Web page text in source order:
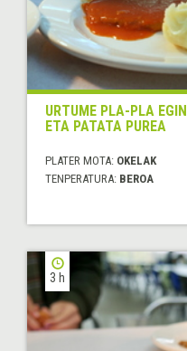
URTUME PLA-PLA
ETA PATATA PUREA
PLATER MOTA: OKELAK
TENPERATURA: BEROA
3 h